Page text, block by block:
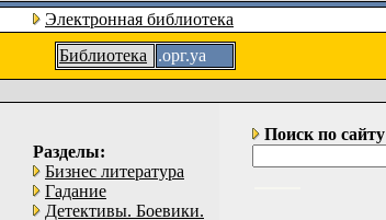
Электронная библиотека
Библиотека
.орг.уа
Разделы:
Бизнес литература
Гадание
Детективы. Боевики.
Поиск по сайту